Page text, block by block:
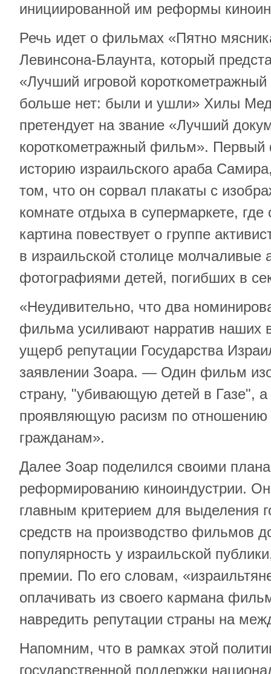
инициированной им реформы
Речь идет о фильмах «Пятно
Левинсона-Блаунта, который
«Лучший игровой
больше нет: были и ушли» Хилы
претендует на звание «Лучший
короткометражный фильм». Первый
историю израильского араба
том, что он сорвал плакаты с
комнате отдыха в супермаркете, где
картина повествует о группе
в израильской столице молчаливые
фотографиями детей, погибших в
«Неудивительно, что два
фильма усиливают нарратив наших
ущерб репутации Государства
заявлении Зоара. — Один фильм
страну, "убивающую детей в Газе",
проявляющую расизм по отношению
гражданам».
Далее Зоар поделился своими
реформированию киноиндустрии.
главным критерием для выделения
средств на производство фильмов
популярность у израильской
премии. По его словам,
оплачивать из своего кармана
навредить репутации страны на
Напомним, что в рамках этой
государственной поддержки